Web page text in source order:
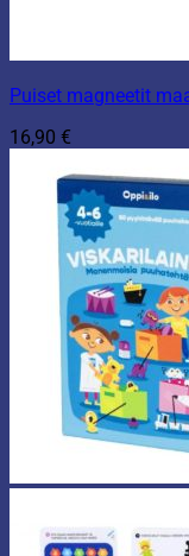
Puiset magneetit
16,90 €